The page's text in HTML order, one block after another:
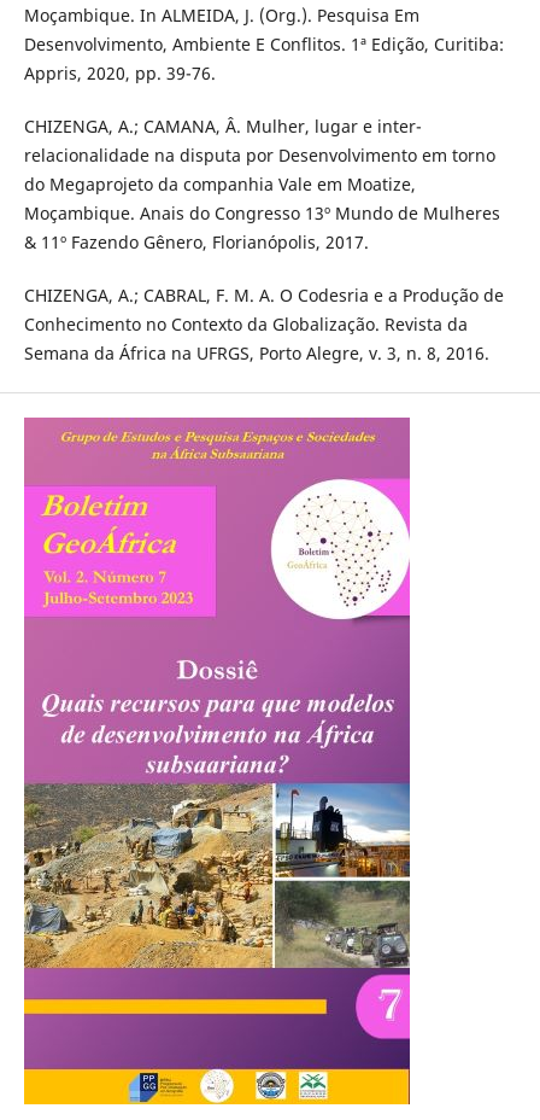
Moçambique. In ALMEIDA, J. (Org.). Pesquisa Em
Desenvolvimento, Ambiente E Conflitos. 1ª Edição, Curitiba:
Appris, 2020, pp. 39-76.
CHIZENGA, A.; CAMANA, Â. Mulher, lugar e inter-
relacionalidade na disputa por Desenvolvimento em torno
do Megaprojeto da companhia Vale em Moatize,
Moçambique. Anais do Congresso 13º Mundo de Mulheres
& 11º Fazendo Gênero, Florianópolis, 2017.
CHIZENGA, A.; CABRAL, F. M. A. O Codesria e a Produção de
Conhecimento no Contexto da Globalização. Revista da
Semana da África na UFRGS, Porto Alegre, v. 3, n. 8, 2016.